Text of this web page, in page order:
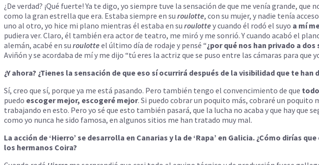
¿De verdad? ¡Qué fuerte! Ya te digo, yo siempre tuve la sensación de que me venía grande,
como la gran estrella que era. Estaba siempre en su roulotte, con su mujer, y nadie tenía
uno al otro, yo hice mi plano mientras él estaba en su roulottey cuando él rodó el suyo a mí
pudiera ver. Claro, él también era actor de teatro, me miró y me sonrió. Y cuando acabó el
alemán, acabé en su roulotteel último día de rodaje y pensé “¿por qué nos han privado a
Aviñón y se acordaba de mí y me dijo “tú eres la actriz que se puso entre las cámaras para que
¿Y ahora? ¿Tienes la sensación de que eso sí ocurrirá después de la visibilidad que te han
Sí, creo que sí, porque ya me está pasando. Pero también tengo el convencimiento de que
puedo escoger mejor, escogeré mejor. Si puedo cobrar un poquito más, cobraré un poquito
trabajando en esto. Pero yo sé que esto también pasará, que la lucha no acaba y que hay
como yo nunca he sido famosa, en algunos sitios me han tratado muy mal.
La acción de ‘Hierro’ se desarrolla en Canarias y la de ‘Rapa’ en Galicia. ¿Cómo dirías
los hermanos Coira?